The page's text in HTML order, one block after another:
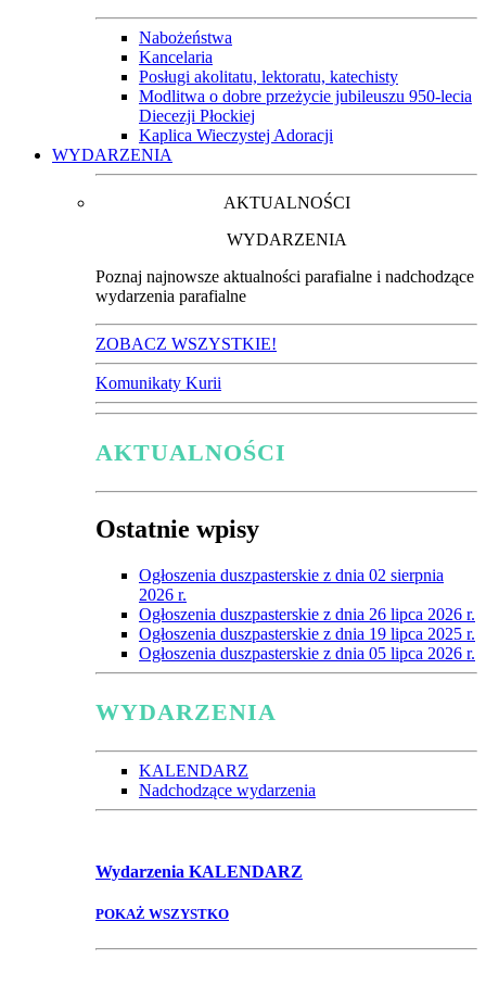
Nabożeństwa
Kancelaria
Posługi akolitatu, lektoratu, katechisty
Modlitwa o dobre przeżycie jubileuszu 950-lecia
Diecezji Płockiej
Kaplica Wieczystej Adoracji
WYDARZENIA
AKTUALNOŚCI
WYDARZENIA
Poznaj najnowsze aktualności parafialne i nadchodzące
wydarzenia parafialne
ZOBACZ WSZYSTKIE!
Komunikaty Kurii
AKTUALNOŚCI
Ostatnie wpisy
Ogłoszenia duszpasterskie z dnia 02 sierpnia
2026 r.
Ogłoszenia duszpasterskie z dnia 26 lipca 2026 r.
Ogłoszenia duszpasterskie z dnia 19 lipca 2025 r.
Ogłoszenia duszpasterskie z dnia 05 lipca 2026 r.
WYDARZENIA
KALENDARZ
Nadchodzące wydarzenia
Wydarzenia KALENDARZ
POKAŻ WSZYSTKO